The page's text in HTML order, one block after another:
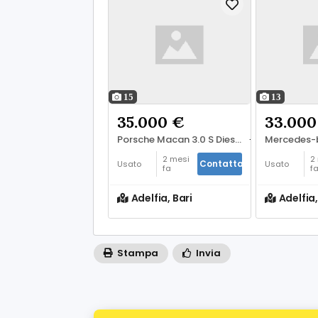
15
35.000 €
Porsche Macan 3.0 S Diesel
Usato
2 mesi
fa
Contatta
Adelfia, Bari
- Pubblicato 2
13
Usato
2
fa
Stampa Invia